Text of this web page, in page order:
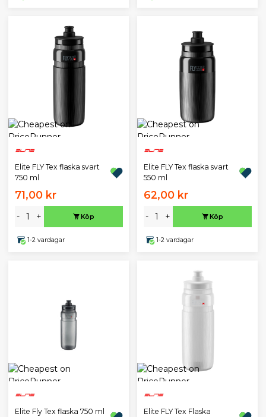
Elite FLY Tex flaska svart
750 ml
71,00 kr
- + Köp
1-2 vardagar
Elite FLY Tex flaska svart
550 ml
62,00 kr
- + Köp
1-2 vardagar
Elite Fly Tex flaska 750 ml
Elite FLY Tex Flaska